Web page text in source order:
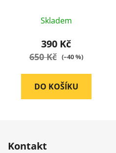
hodnocení
produktu
je
5
Skladem
390 Kč
650 Kč (–40 %)
DO KOŠÍKU
Kontakt